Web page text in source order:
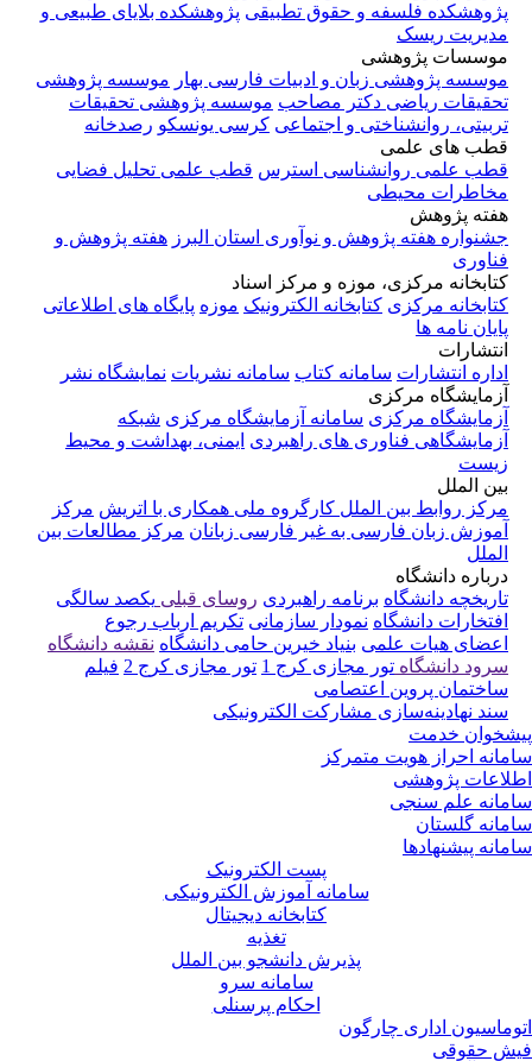
پژوهشکده فلسفه و حقوق تطبیقی پژوهشکده بلایای طبیعی و
مدیریت ریسک
موسسات پژوهشی
موسسه پژوهشی زبان و ادبیات فارسی بهار موسسه پژوهشی
تحقیقات ریاضی دکتر مصاحب موسسه پژوهشی تحقیقات
تربیتی، روانشناختی و اجتماعی کرسی یونسکو رصدخانه
قطب های علمی
قطب علمی روانشناسی استرس قطب علمی تحلیل فضایی
مخاطرات محیطی
هفته پژوهش
جشنواره هفته پژوهش و نوآوری استان البرز هفته پژوهش و
فناوری
کتابخانه مرکزی، موزه و مرکز اسناد
کتابخانه مرکزی کتابخانه الکترونیک موزه پایگاه های اطلاعاتی
پایان نامه ها
انتشارات
اداره انتشارات سامانه کتاب سامانه نشریات نمایشگاه نشر
آزمایشگاه مرکزی
آزمایشگاه مرکزی سامانه آزمایشگاه مرکزی شبکه
آزمایشگاهی فناوری های راهبردی ایمنی، بهداشت و محیط
زیست
بین الملل
مرکز روابط بین الملل کارگروه ملی همکاری با اتریش مرکز
آموزش زبان فارسی به غیر فارسی زبانان مرکز مطالعات بین
الملل
درباره دانشگاه
تاریخچه دانشگاه برنامه راهبردی روسای قبلی یکصد سالگی
افتخارات دانشگاه نمودار سازمانی تکریم ارباب رجوع
اعضای هیات علمی بنیاد خیرین حامی دانشگاه نقشه دانشگاه
سرود دانشگاه تور مجازی کرج 1 تور مجازی کرج 2
فیلم
ساختمان پروین اعتصامی
سند نهادینه‌سازی مشارکت الکترونیکی
پیشخوان خدمت
سامانه احراز هویت متمرکز
اطلاعات پژوهشی
سامانه علم سنجی
سامانه گلستان
سامانه پیشنهادها
پست الکترونیک
سامانه آموزش الکترونیکی
کتابخانه دیجیتال
تغذیه
پذیرش دانشجو بین الملل
سامانه سرو
احکام پرسنلی
اتوماسیون اداری چارگون
فیش حقوقی